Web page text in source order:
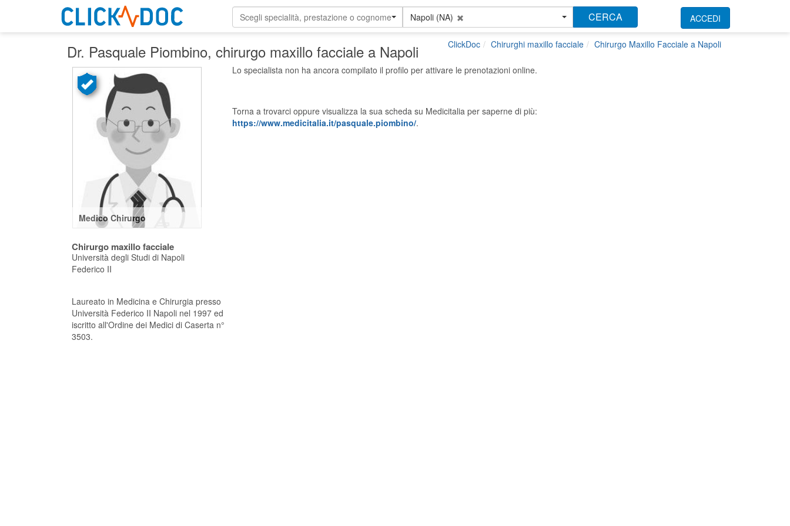
Scegli specialità, prestazione o cognome Napoli (NA) CERCA ACCEDI
Dr. Pasquale Piombino, chirurgo maxillo facciale a Napoli ClickDoc Chirurghi maxillo facciale Chirurgo Maxillo Facciale a Napoli
Medico Chirurgo
Chirurgo maxillo facciale
Università degli Studi di Napoli
Federico II
Laureato in Medicina e Chirurgia presso
Università Federico II Napoli nel 1997 ed
iscritto all'Ordine dei Medici di Caserta n°
3503.
Lo specialista non ha ancora compilato il profilo per attivare le prenotazioni online.
Torna a trovarci oppure visualizza la sua scheda su Medicitalia per saperne di più:
https://www.medicitalia.it/pasquale.piombino/.